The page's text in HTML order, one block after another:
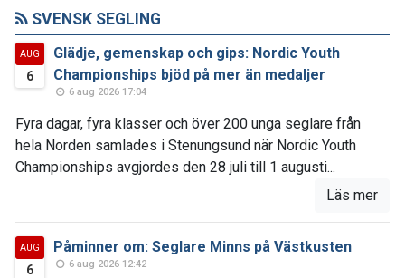
SVENSK SEGLING
AUG
6
Glädje, gemenskap och gips: Nordic Youth
Championships bjöd på mer än medaljer
6 aug 2026 17:04
Fyra dagar, fyra klasser och över 200 unga seglare från
hela Norden samlades i Stenungsund när Nordic Youth
Championships avgjordes den 28 juli till 1 augusti...
Läs mer
AUG
6
Påminner om: Seglare Minns på Västkusten
6 aug 2026 12:42